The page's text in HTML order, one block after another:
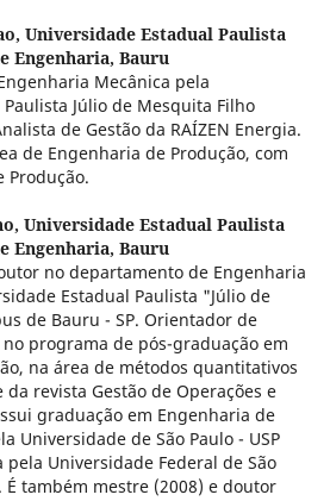
Universidade Estadual Paulista
Engenharia, Bauru
Mecânica pela
Júlio de Mesquita Filho
de Gestão da RAÍZEN Energia.
de Engenharia de Produção, com
Produção.
Universidade Estadual Paulista
Engenharia, Bauru
no departamento de Engenharia
Estadual Paulista "Júlio de
de Bauru - SP. Orientador de
programa de pós-graduação em
na área de métodos quantitativos
revista Gestão de Operações e
graduação em Engenharia de
Universidade de São Paulo - USP
pela Universidade Federal de São
É também mestre (2008) e doutor